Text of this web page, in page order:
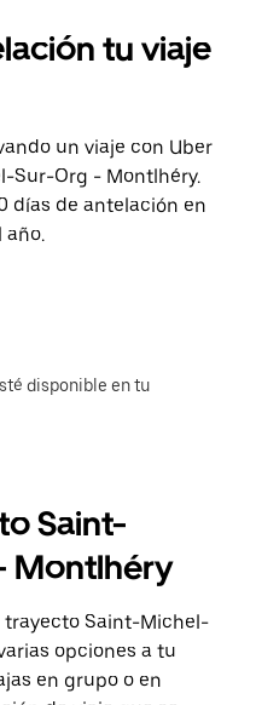
tu viaje
un viaje con Uber
Sur-Org - Montlhéry.
días de antelación en
año.
disponible en tu
Saint-
Montlhéry
trayecto Saint-Michel-
opciones a tu
en grupo o en